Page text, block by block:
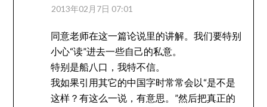
2013年02月7日 07:01
同意老师在这一篇论说里的讲解。我们要特别
小心“读”进去一些自己的私意。
特别是船八口，我特不信。
我如果引用其它的中国字时常常会以“是不是
这样？有这么一说，有意思。”然后把真正的